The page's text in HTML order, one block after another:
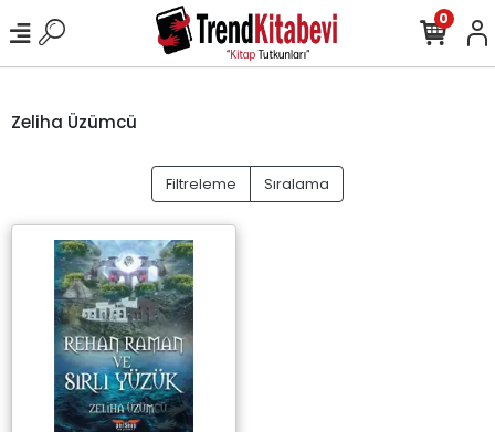
0
Zeliha Üzümcü
Filtreleme Sıralama